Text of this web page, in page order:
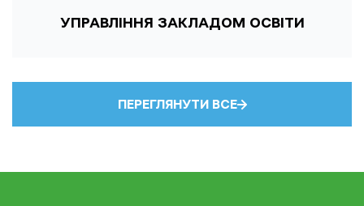
УПРАВЛІННЯ ЗАКЛАДОМ ОСВІТИ
ПЕРЕГЛЯНУТИ ВСЕ